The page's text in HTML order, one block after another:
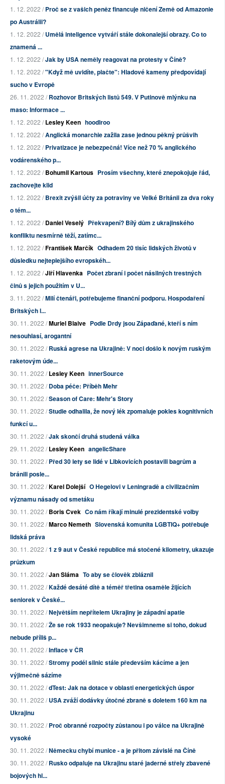
1. 12. 2022 /Proč se z vašich peněz financuje ničení Země od Amazonie
po Austrálii?
1. 12. 2022 /Umělá inteligence vytváří stále dokonalejší obrazy. Co to
znamená ...
1. 12. 2022 /Jak by USA neměly reagovat na protesty v Číně?
1. 12. 2022 /"Když mě uvidíte, plačte": Hladové kameny předpovídají
sucho v Evropě
26. 11. 2022 /Rozhovor Britských listů 549. V Putinově mlýnku na
maso: Informace ...
1. 12. 2022 /Lesley Keen hoodlroo
1. 12. 2022 /Anglická monarchie zažila zase jednou pěkný průšvih
1. 12. 2022 /Privatizace je nebezpečná! Více než 70 % anglického
vodárenského p...
1. 12. 2022 /Bohumil Kartous Prosím všechny, které znepokojuje řád,
zachovejte klid
1. 12. 2022 /Brexit zvýšil účty za potraviny ve Velké Británii za dva roky
o tém...
1. 12. 2022 /Daniel Veselý Překvapení? Bílý dům z ukrajinského
konfliktu nesmírně těží, zatímc...
1. 12. 2022 /František Marčík Odhadem 20 tisíc lidských životů v
důsledku nejteplejšího evropskéh...
1. 12. 2022 /Jiří Hlavenka Počet zbraní i počet násilných trestných
činů s jejich použitím v U...
3. 11. 2022 /Milí čtenáři, potřebujeme finanční podporu. Hospodaření
Britských l...
30. 11. 2022 /Muriel Blaive Podle Drdy jsou Zápaďané, kteří s ním
nesouhlasí, arogantní
30. 11. 2022 /Ruská agrese na Ukrajině: V noci došlo k novým ruským
raketovým úde...
30. 11. 2022 /Lesley Keen innerSource
30. 11. 2022 /Doba péče: Příběh Mehr
30. 11. 2022 /Season of Care: Mehr's Story
30. 11. 2022 /Studie odhalila, že nový lék zpomaluje pokles kognitivních
funkcí u...
30. 11. 2022 /Jak skončí druhá studená válka
29. 11. 2022 /Lesley Keen angelicShare
30. 11. 2022 /Před 30 lety se lidé v Libkovicích postavili bagrům a
bránili posle...
30. 11. 2022 /Karel Dolejší O Hegelovi v Leningradě a civilizačním
významu násady od smetáku
30. 11. 2022 /Boris Cvek Co nám říkají minulé prezidentské volby
30. 11. 2022 /Marco Nemeth Slovenská komunita LGBTIQ+ potřebuje
lidská práva
30. 11. 2022 /1 z 9 aut v České republice má stočené kilometry, ukazuje
průzkum
30. 11. 2022 /Jan Sláma To aby se člověk zbláznil
30. 11. 2022 /Každé desáté dítě a téměř třetina osaměle žijících
seniorek v České...
30. 11. 2022 /Největším nepřítelem Ukrajiny je západní apatie
30. 11. 2022 /Že se rok 1933 neopakuje? Nevšimneme si toho, dokud
nebude příliš p...
30. 11. 2022 /Inflace v ČR
30. 11. 2022 /Stromy podél silnic stále především kácíme a jen
výjimečně sázíme
30. 11. 2022 /dTest: Jak na dotace v oblasti energetických úspor
30. 11. 2022 /USA zváží dodávky útočné zbraně s doletem 160 km na
Ukrajinu
30. 11. 2022 /Proč obranné rozpočty zůstanou i po válce na Ukrajině
vysoké
30. 11. 2022 /Německu chybí munice - a je přitom závislé na Číně
30. 11. 2022 /Rusko odpaluje na Ukrajinu staré jaderné střely zbavené
bojových hl...